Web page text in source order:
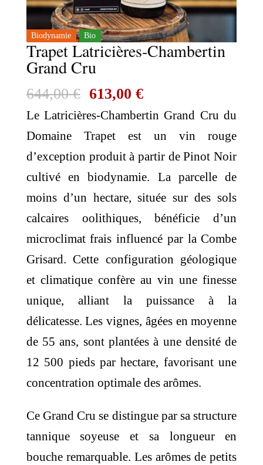
Biodynamie Bio
Trapet Latricières-Chambertin
Grand Cru
644,00€ Le
prix
initial
était :
644,00 €.
613,00 €Le
prix
actuel
est :
613,00 €.
Le Latricières-Chambertin Grand Cru du
Domaine Trapet est un vin rouge
d’exception produit à partir de Pinot Noir
cultivé en biodynamie.
La parcelle de
moins d’un hectare, située sur des sols
calcaires oolithiques, bénéficie d’un
microclimat frais influencé par la Combe
Grisard. Cette configuration géologique
et climatique confère au vin une finesse
unique, alliant la puissance à la
délicatesse. Les vignes, âgées en moyenne
de 55 ans, sont plantées à une densité de
12 500 pieds par hectare, favorisant une
concentration optimale des arômes.
Ce Grand Cru se distingue par sa structure
tannique soyeuse et sa longueur en
bouche remarquable. Les arômes de petits